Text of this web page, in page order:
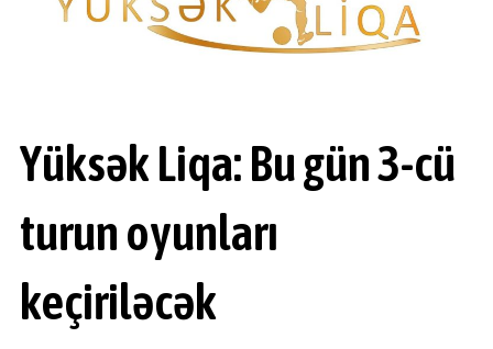
Yüksək Liqa: Bu gün 3-cü
turun oyunları
keçiriləcək